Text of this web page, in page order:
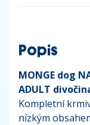
Popis
MONGE dog
ADULT
Kompletní
nízkým